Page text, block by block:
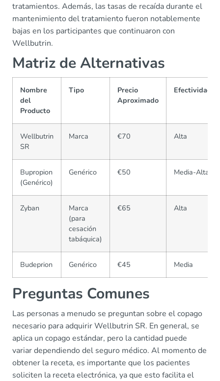
tratamientos. Además, las tasas de recaída durante el
mantenimiento del tratamiento fueron notablemente
bajas en los participantes que continuaron con
Wellbutrin.
Matriz de Alternativas
Nombre
del
Producto
Tipo
Precio
Aproximado
Efectividad
Wellbutrin
SR
Marca €70 Alta
Bupropion
(Genérico)
Genérico €50 Media-Alta
Zyban
Marca
(para
cesación
tabáquica)
€65 Alta
Budeprion Genérico €45 Media
Preguntas Comunes
Las personas a menudo se preguntan sobre el copago
necesario para adquirir Wellbutrin SR. En general, se
aplica un copago estándar, pero la cantidad puede
variar dependiendo del seguro médico. Al momento de
obtener la receta, es importante que los pacientes
soliciten la receta electrónica, ya que esto facilita el